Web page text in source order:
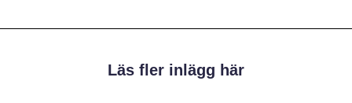
Läs fler inlägg här